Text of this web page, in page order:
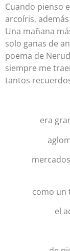
Cuando pienso
arcoíris,
Una mañana
solo ganas de
poema de
siempre me
tantos
era
como un
el